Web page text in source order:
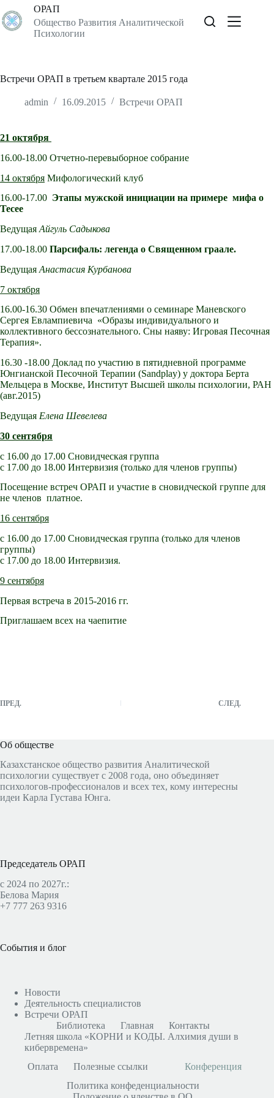
Перейти
к
сути
ОРАП
Общество Развития Аналитической
Психологии
Встречи ОРАП в третьем квартале 2015 года
admin 16.09.2015 Встречи ОРАП
21 октября
16.00-18.00 Отчетно-перевыборное собрание
14 октября Мифологический клуб
16.00-17.00 Этапы мужской инициации на примере мифа о
Тесее
Ведущая Айгуль Садыкова
17.00-18.00 Парсифаль: легенда о Священном граале.
Ведущая Анастасия Курбанова
7 октября
16.00-16.30 Обмен впечатлениями о семинаре Маневского
Сергея Евлампиевича «Образы индивидуального и
коллективного бессознательного. Сны наяву: Игровая Песочная
Терапия».
16.30 -18.00 Доклад по участию в пятидневной программе
Юнгианской Песочной Терапии (Sandplay) у доктора Берта
Мельцера в Москве, Институт Высшей школы психологии, РАН
(авг.2015)
Ведущая Елена Шевелева
30 сентября
с 16.00 до 17.00 Сновидческая группа
с 17.00 до 18.00 Интервизия (только для членов группы)
Посещение встреч ОРАП и участие в сновидческой группе для
не членов платное.
16 сентября
с 16.00 до 17.00 Сновидческая группа (только для членов
группы)
с 17.00 до 18.00 Интервизия.
9 сентября
Первая встреча в 2015-2016 гг.
Приглашаем всех на чаепитие
ПРЕД. СЛЕД.
Об обществе
Казахстанское общество развития Аналитической
психологии существует с 2008 года, оно объединяет
психологов-профессионалов и всех тех, кому интересны
идеи Карла Густава Юнга.
Председатель ОРАП
с 2024 по 2027г.:
Белова Мария
+7 777 263 9316
События и блог
Новости
Деятельность специалистов
Встречи ОРАП
Библиотека
Главная
Контакты
Летняя школа «КОРНИ и КОДЫ. Алхимия души в
кибервремена»
Оплата
Полезные ссылки
Конференция
Политика конфеденциальности